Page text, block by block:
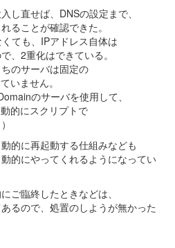
し直せば、DNSの設定まで、
ることが確認できた。
ても、IPアドレス自体は
、2重化はできている。
のサーバは固定の
いません。
のサーバを使用して、
的にスクリプトで
的に再起動する仕組みなども
的にやってくれるようになってい
ご臨終したときなどは、
るので、処置のしようが無かった